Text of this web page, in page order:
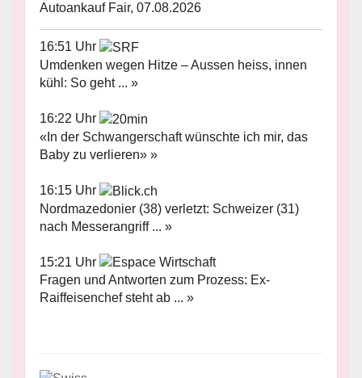
Autoankauf Fair, 07.08.2026
16:51 Uhr
Umdenken wegen Hitze – Aussen heiss, innen
kühl: So geht ... »
16:22 Uhr
«In der Schwangerschaft wünschte ich mir, das
Baby zu verlieren» »
16:15 Uhr
Nordmazedonier (38) verletzt: Schweizer (31)
nach Messerangriff ... »
15:21 Uhr
Fragen und Antworten zum Prozess: Ex-
Raiffeisenchef steht ab ... »